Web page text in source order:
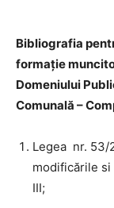
Bibliografia
formație
Domeniului
Comunală –
Legea nr. 53/
modificările
III;